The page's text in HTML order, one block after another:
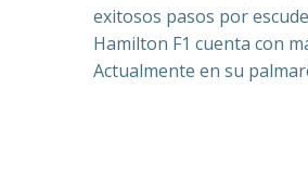
exitosos pasos por
Hamilton F1 cuenta con
Actualmente en su